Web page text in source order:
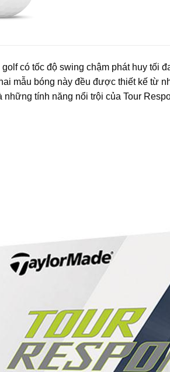
có tốc độ swing chậm phát huy tối
mẫu bóng này đều được thiết kế từ
tính năng nổi trội của Tour